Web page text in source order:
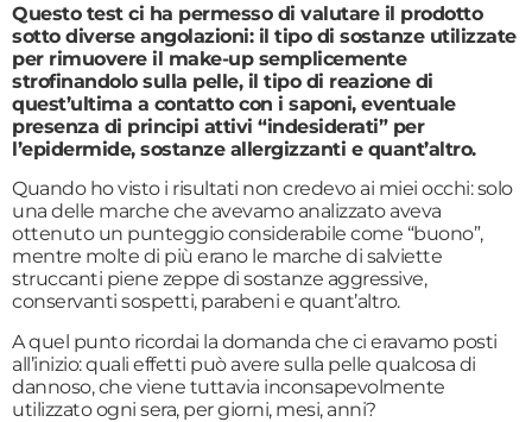
Questo test ci ha permesso di valutare il prodotto
sotto diverse angolazioni: il tipo di sostanze utilizzate
per rimuovere il make-up semplicemente
strofinandolo sulla pelle, il tipo di reazione di
quest’ultima a contatto con i saponi, eventuale
presenza di principi attivi “indesiderati” per
l’epidermide, sostanze allergizzanti e quant’altro.
Quando ho visto i risultati non credevo ai miei occhi: solo
una delle marche che avevamo analizzato aveva
ottenuto un punteggio considerabile come “buono”,
mentre molte di più erano le marche di salviette
struccanti piene zeppe di sostanze aggressive,
conservanti sospetti, parabeni e quant’altro.
A quel punto ricordai la domanda che ci eravamo posti
all’inizio: quali effetti può avere sulla pelle qualcosa di
dannoso, che viene tuttavia inconsapevolmente
utilizzato ogni sera, per giorni, mesi, anni?